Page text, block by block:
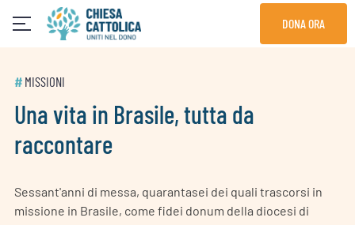
DONA ORA
# MISSIONI
Una vita in Brasile, tutta da
raccontare
Sessant'anni di messa, quarantasei dei quali trascorsi in
missione in Brasile, come fidei donum della diocesi di